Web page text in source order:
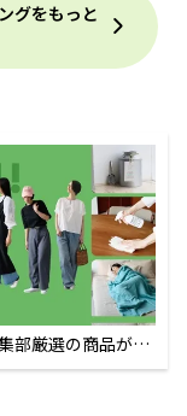
グをもっと
部厳選の商品が買